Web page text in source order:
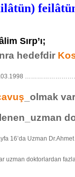
feilâtün
Sırp’ı;
hedefdir
_olmak
16’da Uzman Dr.Ahmet
uzman doktorlardan